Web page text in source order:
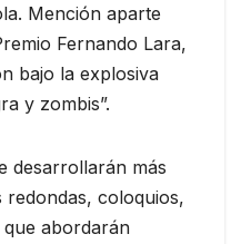
Mención aparte
Fernando Lara,
bajo la explosiva
y zombis”.
desarrollarán más
redondas, coloquios,
abordarán